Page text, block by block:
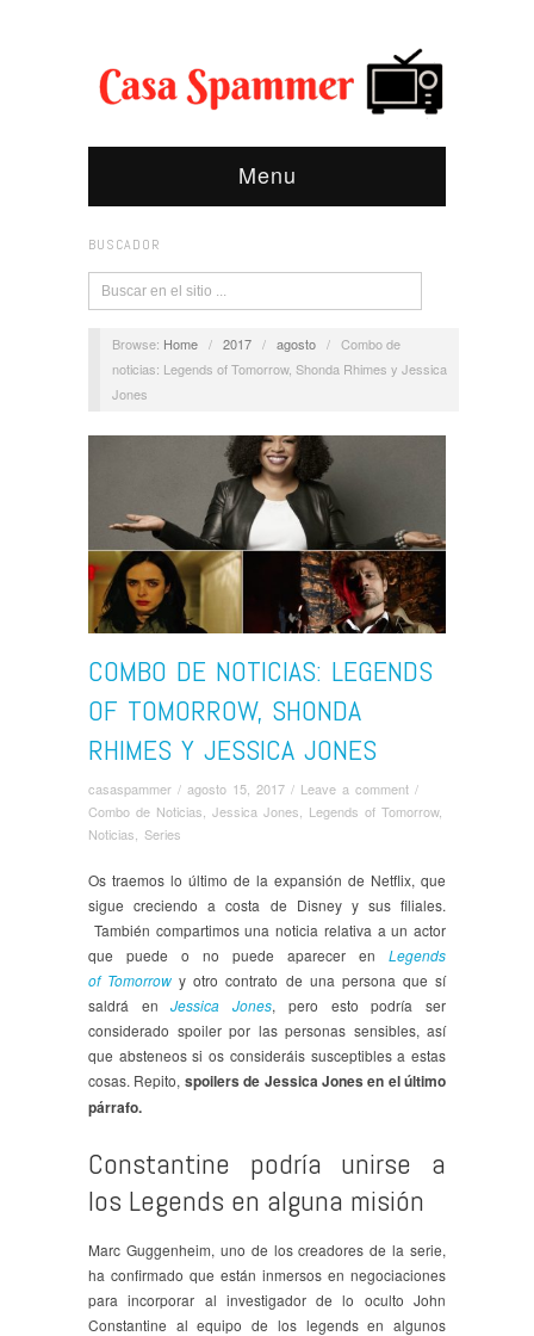
Menu
BUSCADOR
Browse: Home / 2017 / agosto / Combo de
noticias: Legends of Tomorrow, Shonda Rhimes y Jessica
Jones
COMBO DE NOTICIAS: LEGENDS
OF TOMORROW, SHONDA
RHIMES Y JESSICA JONES
casaspammer / agosto 15, 2017 / Leave a comment /
Combo de Noticias Jessica Jones Legends of Tomorrow,
Noticias
Series
Os traemos lo último de la expansión de Netflix, que
sigue creciendo a costa de Disney y sus filiales.
También compartimos una noticia relativa a un actor
que puede o no puede aparecer en Legends
of Tomorrow y otro contrato de una persona que sí
saldrá enJessica Jones, pero esto podría ser
considerado spoiler por las personas sensibles, así
que absteneos si os consideráis susceptibles a estas
cosas. Repito, spoilers de Jessica Jones en el último
párrafo.
Constantine podría unirse a
los Legends en alguna misión
Marc Guggenheim, uno de los creadores de la serie,
ha confirmado que están inmersos en negociaciones
para incorporar al investigador de lo oculto John
Constantine al equipo de los legends en algunos